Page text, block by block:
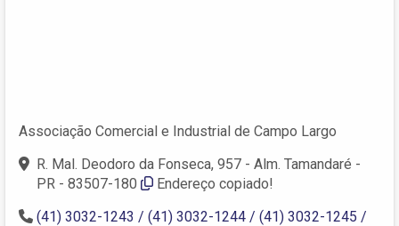
Associação Comercial e Industrial de Campo Largo
R. Mal. Deodoro da Fonseca, 957 - Alm. Tamandaré -
PR - 83507-180
Endereço copiado!
(41) 3032-1243 / (41) 3032-1244 / (41) 3032-1245 /